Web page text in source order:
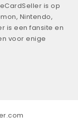
is op
Nintendo,
is een fansite en
voor enige